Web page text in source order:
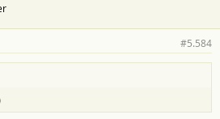
#5.584